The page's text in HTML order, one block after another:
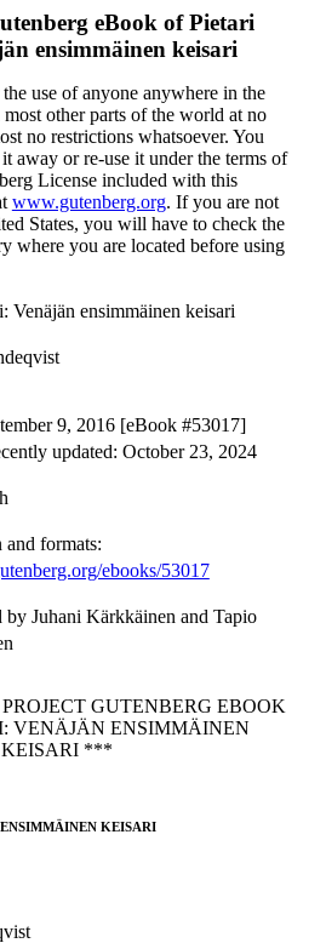
eBook ofPietari
ensimmäinen keisari
use of anyone anywhere in the
most other parts of the world at no
no restrictions whatsoever. You
away or re-use it under the terms of
License included with this
www.gutenberg.org. If you are not
States, you will have to check the
where you are located before using
Venäjän ensimmäinen keisari
9, 2016 [eBook #53017]
updated: October 23, 2024
formats:
ebooks/53017
by Juhani Kärkkäinen and Tapio
GUTENBERG EBOOK
VENÄJÄN ENSIMMÄINEN
KEISARI ***
KEISARI